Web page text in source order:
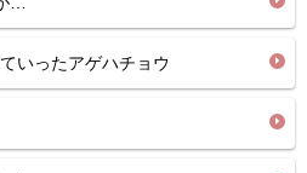
いったアゲハチョウ